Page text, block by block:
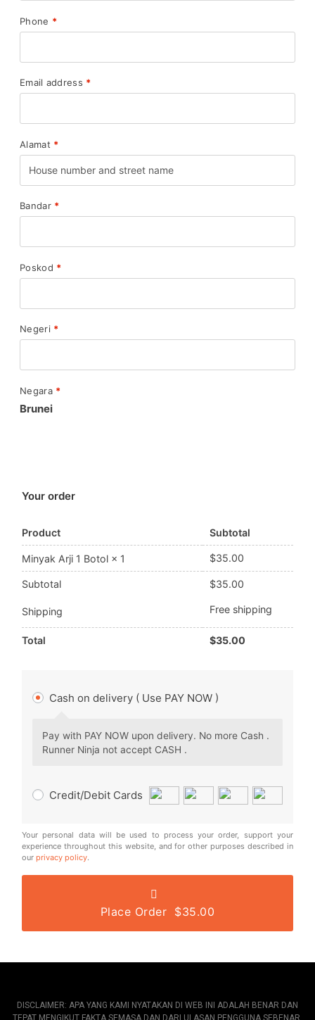
Phone *
Email address *
Alamat *
Bandar *
Poskod *
Negeri *
Negara *
Brunei
Your order
Product Subtotal
Minyak Arji 1 Botol × 1 $35.00
Subtotal $35.00
Shipping Free shipping
Total $35.00
Cash on delivery ( Use PAY NOW )
Pay with PAY NOW upon delivery. No more Cash .
Runner Ninja not accept CASH .
Credit/Debit Cards
Your personal data will be used to process your order, support your
experience throughout this website, and for other purposes described in
our privacy policy.
Place Order $35.00
DISCLAIMER: APA YANG KAMI NYATAKAN DI WEB INI ADALAH BENAR DAN
TEPAT MENGIKUT FAKTA SEMASA DAN DARI ULASAN PENGGUNA SEBENAR.